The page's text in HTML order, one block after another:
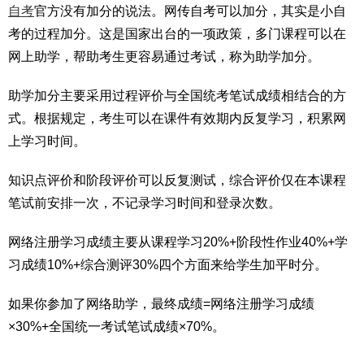
自考官方没有加分的说法。网传自考可以加分，其实是小自
考的过程加分。这是国家出台的一项政策，多门课程可以在
网上助学，帮助考生更容易通过考试，称为助学加分。
助学加分主要采用过程评价与全国统考笔试成绩相结合的方
式。根据规定，考生可以在课件有效期内反复学习，积累网
上学习时间。
知识点评价和阶段评价可以反复测试，综合评价仅在本课程
笔试前安排一次，不记录学习时间和登录次数。
网络注册学习成绩主要从课程学习20%+阶段性作业40%+学
习成绩10%+综合测评30%四个方面来给学生加平时分。
如果你参加了网络助学，最终成绩=网络注册学习成绩
×30%+全国统一考试笔试成绩×70%。